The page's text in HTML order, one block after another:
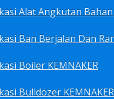
Boiler KEMNAKER
Bulldozer KEMNAKER